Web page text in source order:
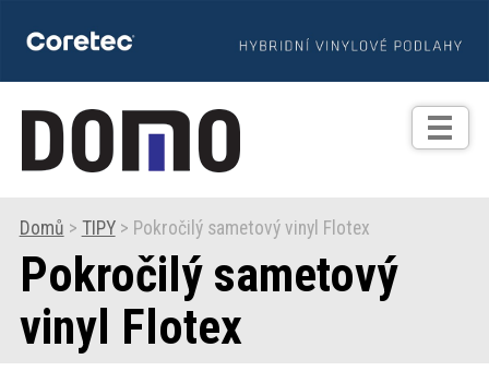
TIPY
Zprávy
Praxe
Fotogalerie
Domů > TIPY> Pokročilý sametový vinyl Flotex
Pokročilý sametový
vinyl Flotex